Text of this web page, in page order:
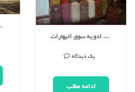
بازار ادویه سوق البهارات | DUBAI SPICE SOUK
یک دیدگاه
ادامه مطلب